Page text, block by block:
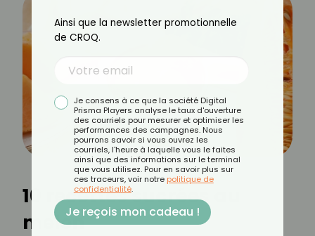
10 recettes sucrées au
melon
Ainsi que la newsletter promotionnelle
de CROQ.
Je consens à ce que la société Digital
Prisma Players analyse le taux d'ouverture
des courriels pour mesurer et optimiser les
performances des campagnes. Nous
pourrons savoir si vous ouvrez les
courriels, l'heure à laquelle vous le faites
ainsi que des informations sur le terminal
que vous utilisez. Pour en savoir plus sur
ces traceurs, voir notre politique de
confidentialité.
Je reçois mon cadeau !